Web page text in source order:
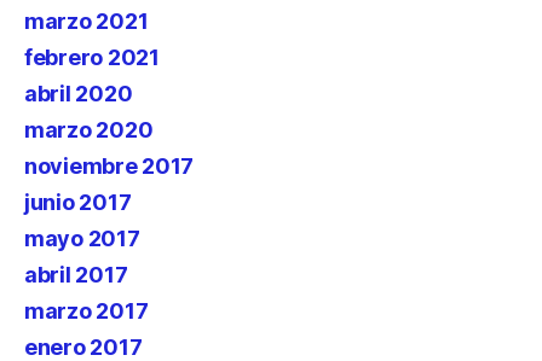
marzo 2021
febrero 2021
abril 2020
marzo 2020
noviembre 2017
junio 2017
mayo 2017
abril 2017
marzo 2017
enero 2017